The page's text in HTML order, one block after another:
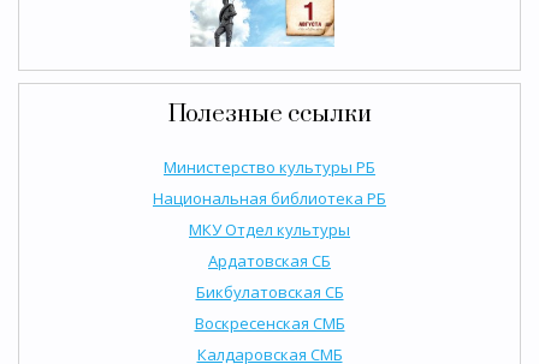
Полезные ссылки
Министерство культуры РБ
Национальная библиотека РБ
МКУ Отдел культуры
Ардатовская СБ
Бикбулатовская СБ
Воскресенская СМБ
Калдаровская СМБ